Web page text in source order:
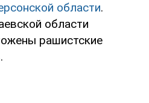
области.
области
рашистские